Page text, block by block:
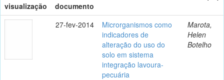
visualização
documento
27-fev-2014
Microrganismos como
indicadores de
alteração do uso do
solo em sistema
integração lavoura-
pecuária
Marota,
Helen
Botelho